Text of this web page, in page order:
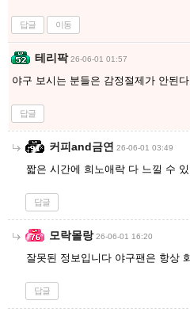
답글 이동
테리팍 26-06-01 01:57
야구 보시는 분들은 감정절제가 안된
답글
커피and금연 26-06-01 03:49
짧은 시간에 희노애락 다 느낄 수
답글
모락몰랑 26-06-01 16:20
잘못된 정보입니다 야구팬은 항상
답글